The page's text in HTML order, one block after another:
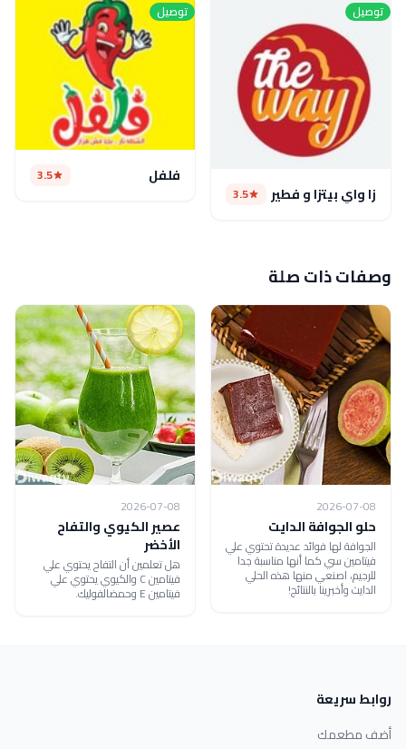
توصيل
زا واي بيتزا و فطير 3.5
توصيل
فلفل 3.5
وصفات ذات صلة
2026-07-08
حلو الجوافة الدايت
الجوافة لها فوائد عديدة تحتوي علي
فيتامين سي كما أنها مناسبة جدا
للرجيم، اصنعي منها هذه الحلي
الدايت وأخبرينا بالنتائج!
2026-07-08
عصير الكيوي والتفاح
الأخضر
هل تعلمين أن التفاح يحتوي علي
فيتامين C والكيوي يحتوي علي
فيتامين E وحمضالفوليك.
روابط سريعة
أضف مطعمك